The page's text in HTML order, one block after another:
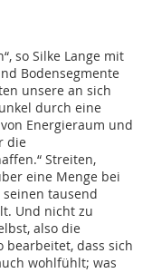
so Silke Lange mit
Bodensegmente
unsere an sich
durch eine
Energieraum und
die
Streiten,
eine Menge bei
tausend
Und nicht zu
also die
bearbeitet, dass sich
wohlfühlt; was